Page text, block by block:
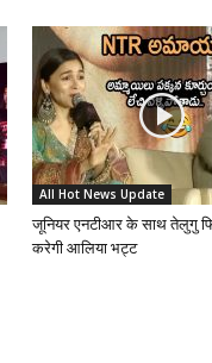
All Hot News Update
जूनियर एनटीआर के साथ तेलुगु
करेगी आलिया भट्ट